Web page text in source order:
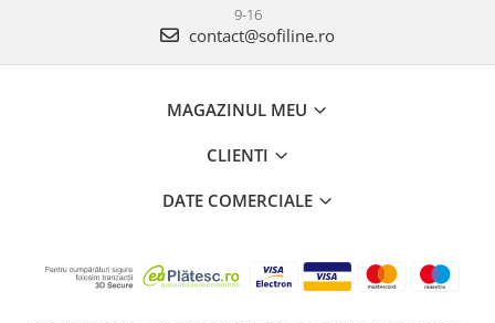
9-16
contact@sofiline.ro
MAGAZINUL MEU
CLIENTI
DATE COMERCIALE